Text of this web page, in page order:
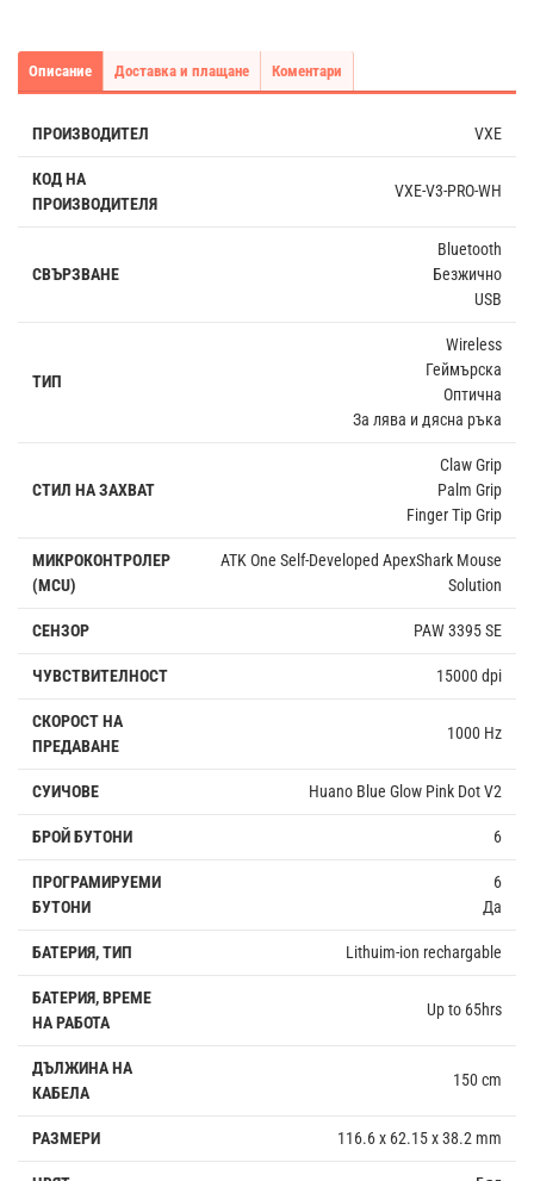
Описание Доставка и плащане Коментари
ПРОИЗВОДИТЕЛ VXE
КОД НА
ПРОИЗВОДИТЕЛЯ
VXE-V3-PRO-WH
СВЪРЗВАНЕ
Bluetooth
Безжично
USB
ТИП
Wireless
Геймърска
Оптична
За лява и дясна ръка
СТИЛ НА ЗАХВАТ
Claw Grip
Palm Grip
Finger Tip Grip
МИКРОКОНТРОЛЕР
(MCU)
ATK One Self-Developed ApexShark Mouse
Solution
СЕНЗОР PAW 3395 SE
ЧУВСТВИТЕЛНОСТ 15000 dpi
СКОРОСТ НА
ПРЕДАВАНЕ
1000 Hz
СУИЧОВЕ Huano Blue Glow Pink Dot V2
БРОЙ БУТОНИ 6
ПРОГРАМИРУЕМИ
БУТОНИ
6
Да
БАТЕРИЯ, ТИП Lithuim-ion rechargable
БАТЕРИЯ, ВРЕМЕ
НА РАБОТА
Up to 65hrs
ДЪЛЖИНА НА
КАБЕЛА
150 cm
РАЗМЕРИ 116.6 x 62.15 x 38.2 mm